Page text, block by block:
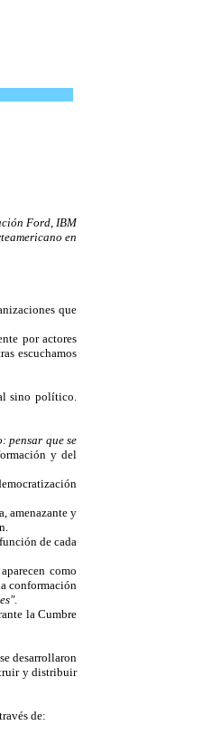
Ford, IBM
en
que
por actores
escuchamos
sino político.
pensar que se
y del
amenazante y
de cada
como
conformación
.
la Cumbre
desarrollaron
y distribuir
de: